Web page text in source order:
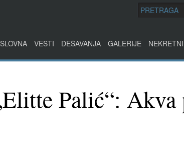
VESTI DEŠAVANJA GALERIJE
Palić“: